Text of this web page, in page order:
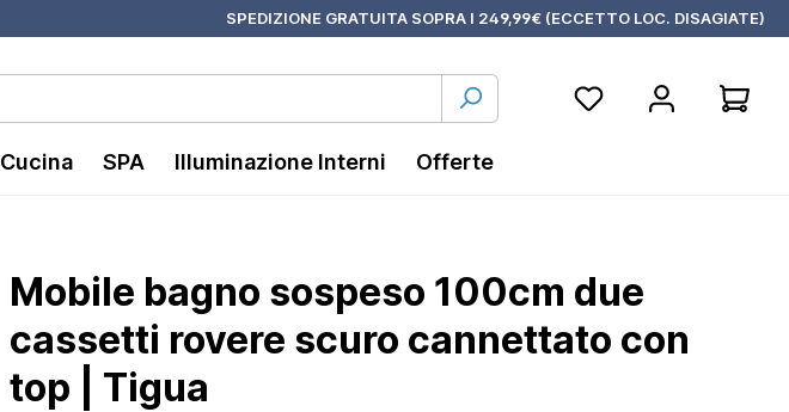
SPEDIZIONE GRATUITA SOPRA I 249,99€ (ECCETTO LOC. DISAGIATE)
Cucina SPA Illuminazione Interni Offerte
Mobile bagno sospeso 100cm due
cassetti rovere scuro cannettato con
top | Tigua